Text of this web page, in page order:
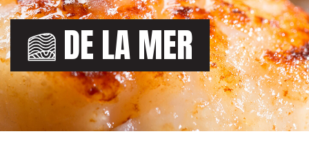
DE LA MER